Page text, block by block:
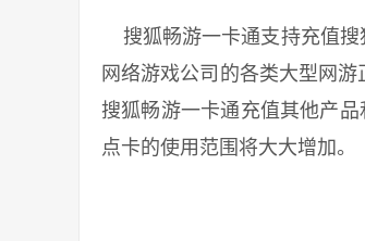
搜狐畅游一卡通支持充值搜
网络游戏公司的各类大型网
搜狐畅游一卡通充值其他产
点卡的使用范围将大大增加。